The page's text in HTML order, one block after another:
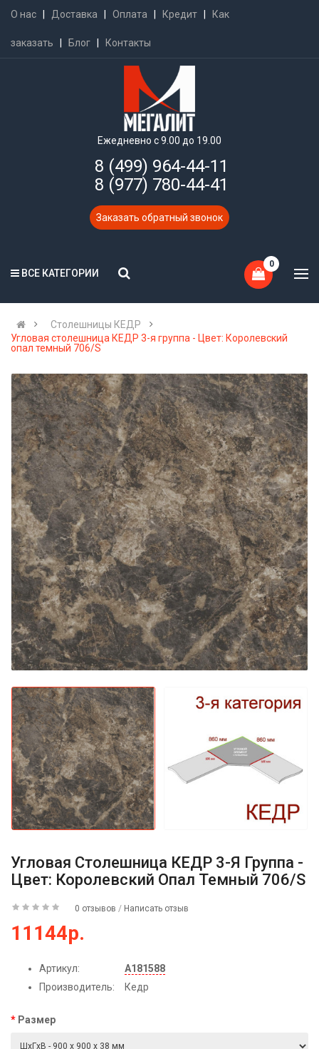
О нас Доставка Оплата Кредит Как
заказать Блог Контакты
Ежедневно с 9.00 до 19.00
8 (499) 964-44-11
8 (977) 780-44-41
Заказать обратный звонок
ВСЕ КАТЕГОРИИ
0
Столешницы КЕДР
Угловая столешница КЕДР 3-я группа - Цвет: Королевский
опал темный 706/S
Угловая Столешница КЕДР 3-Я Группа -
Цвет: Королевский Опал Темный 706/S
0 отзывов / Написать отзыв
11144р.
Артикул:
А181588
Производитель:
Кедр
Размер